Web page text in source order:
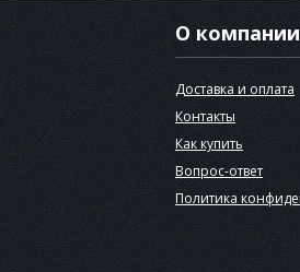
О компании
Доставка и оплата
Контакты
Как купить
Вопрос-ответ
Политика